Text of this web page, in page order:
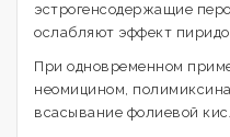
эстрогенсодержащие
ослабляют эффект
При одновременном
неомицином,
всасывание фолиевой